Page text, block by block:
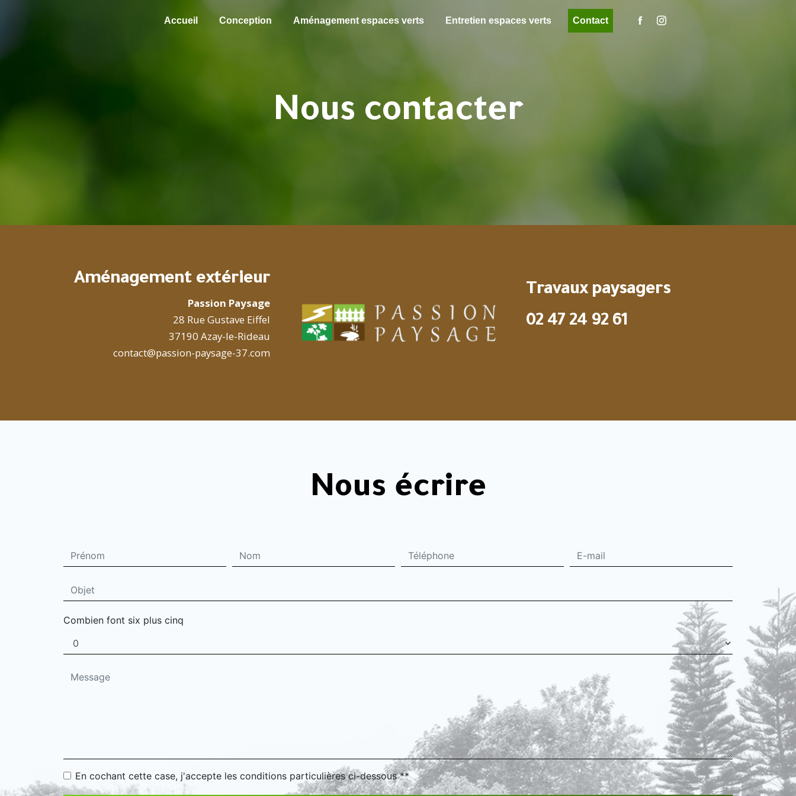
Accueil Conception Aménagement espaces verts Entretien espaces verts Contact
Nous contacter
Aménagement extérieur
Passion Paysage
28 Rue Gustave Eiffel
37190 Azay-le-Rideau
contact@passion-paysage-37.com
Travaux paysagers
02 47 24 92 61
Nous écrire
Combien font six plus cinq
En cochant cette case, j'accepte les conditions particulières ci-dessous **